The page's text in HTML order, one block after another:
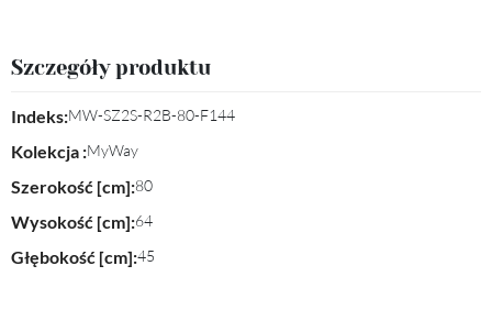
Szczegóły produktu
Indeks:MW-SZ2S-R2B-80-F144
Kolekcja :MyWay
Szerokość [cm]:80
Wysokość [cm]:64
Głębokość [cm]:45